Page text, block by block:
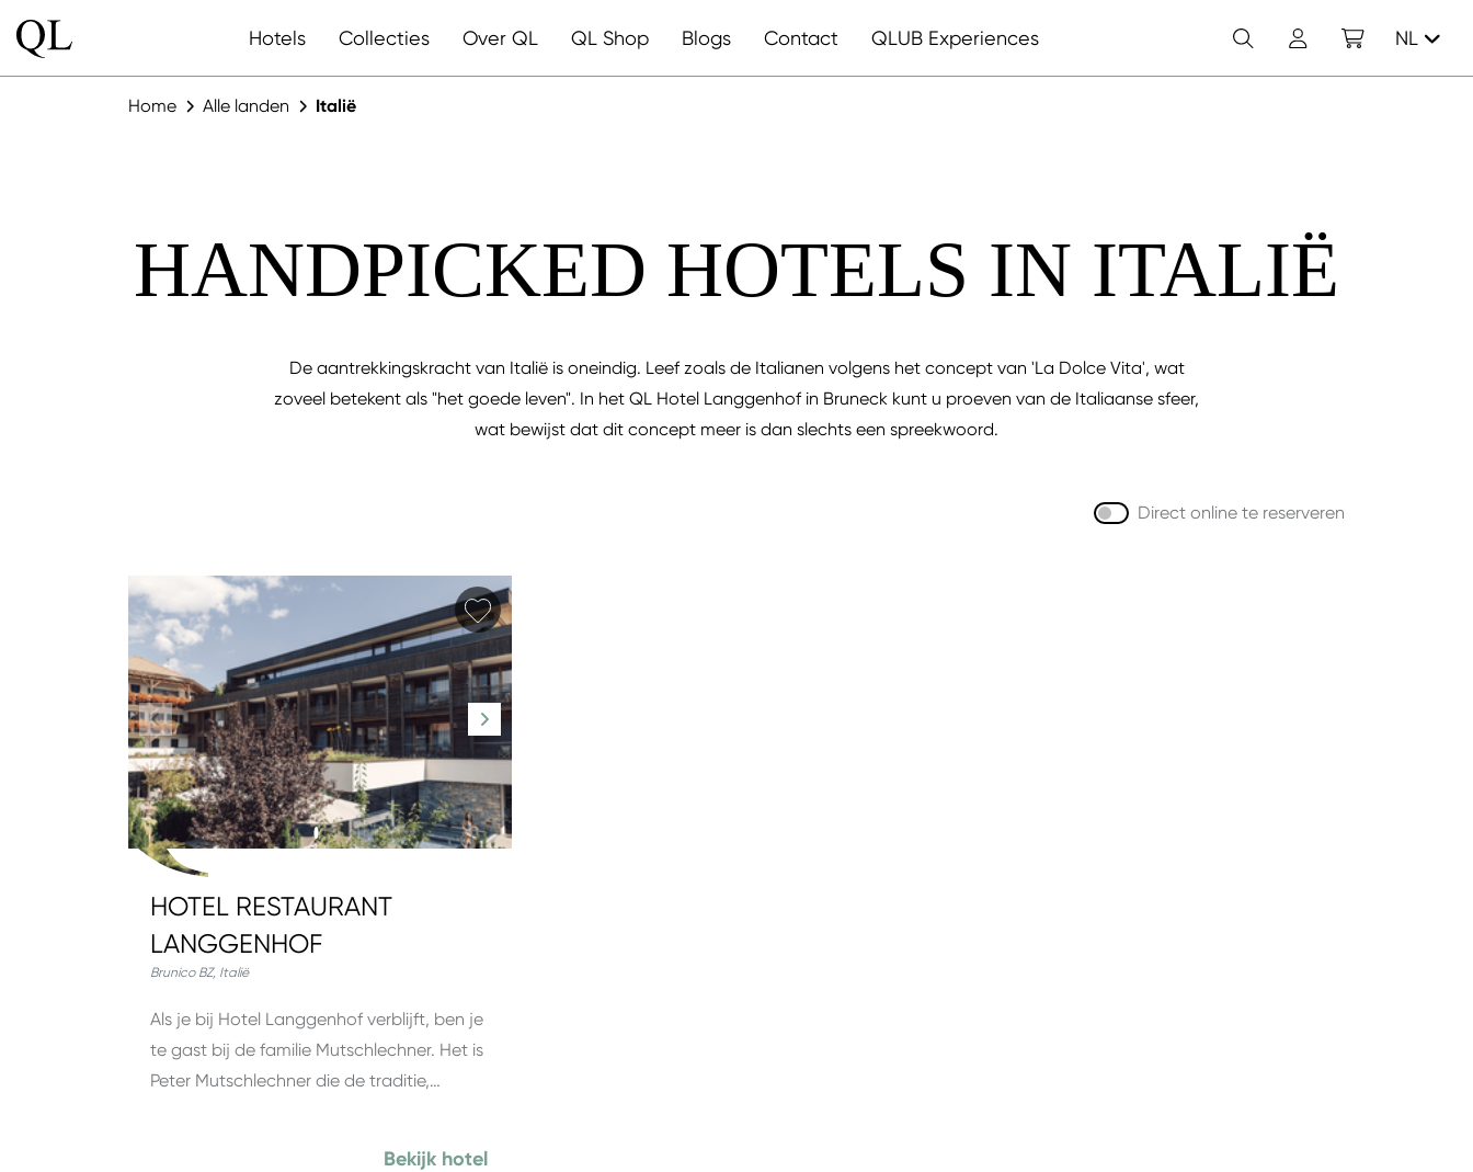
Hotels Collecties Over QL QL Shop Blogs Contact QLUB Experiences NL
Home Alle landen Italië
HANDPICKED HOTELS IN ITALIË
De aantrekkingskracht van Italië is oneindig. Leef zoals de Italianen volgens het concept van 'La Dolce Vita', wat
zoveel betekent als "het goede leven". In het QL Hotel Langgenhof in Bruneck kunt u proeven van de Italiaanse sfeer,
wat bewijst dat dit concept meer is dan slechts een spreekwoord.
Direct online te reserveren
Favoriet toevoegen
HOTEL RESTAURANT
LANGGENHOF
Brunico BZ, Italië
Als je bij Hotel Langgenhof verblijft, ben je
te gast bij de familie Mutschlechner. Het is
Peter Mutschlechner die de traditie,…
Bekijk hotel